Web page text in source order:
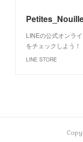
LINEの公式オンラ
をチェックしよう！
LINE STORE